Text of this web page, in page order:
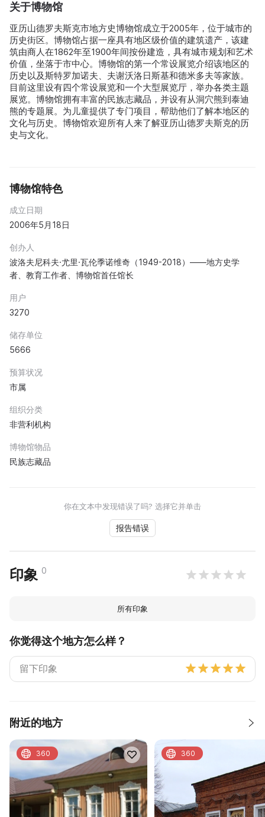
关于博物馆
亚历山德罗夫斯克市地方史博物馆成立于2005年，位于城市的
历史街区。博物馆占据一座具有地区级价值的建筑遗产，该建
筑由商人在1862年至1900年间按份建造，具有城市规划和艺术
价值，坐落于市中心。博物馆的第一个常设展览介绍该地区的
历史以及斯特罗加诺夫、夫谢沃洛日斯基和德米多夫等家族。
目前这里设有四个常设展览和一个大型展览厅，举办各类主题
展览。博物馆拥有丰富的民族志藏品，并设有从洞穴熊到泰迪
熊的专题展。为儿童提供了专门项目，帮助他们了解本地区的
文化与历史。博物馆欢迎所有人来了解亚历山德罗夫斯克的历
史与文化。
博物馆特色
成立日期
2006年5月18日
创办人
波洛夫尼科夫·尤里·瓦伦季诺维奇（1949-2018）——地方史学
者、教育工作者、博物馆首任馆长
用户
3270
储存单位
5666
预算状况
市属
组织分类
非营利机构
博物馆物品
民族志藏品
你在文本中发现错误了吗? 选择它并单击
报告错误
印象 0
所有印象
你觉得这个地方怎么样？
附近的地方
360 360